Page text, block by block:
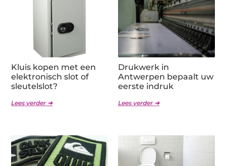
Kluis kopen met een
elektronisch slot of
sleutelslot?
Lees verder ➜
Drukwerk in
Antwerpen bepaalt uw
eerste indruk
Lees verder ➜